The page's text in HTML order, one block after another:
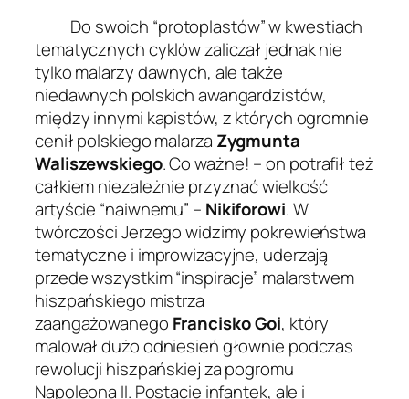
Do swoich “protoplastów” w kwestiach
tematycznych cyklów zaliczał jednak nie
tylko malarzy dawnych, ale także
niedawnych polskich awangardzistów,
między innymi kapistów, z których ogromnie
cenił polskiego malarza Zygmunta
Waliszewskiego. Co ważne! – on potrafił też
całkiem niezależnie przyznać wielkość
artyście “naiwnemu” – Nikiforowi. W
twórczości Jerzego widzimy pokrewieństwa
tematyczne i improwizacyjne, uderzają
przede wszystkim “inspiracje” malarstwem
hiszpańskiego mistrza
zaangażowanego FranciskoGoi, który
malował dużo odniesień głownie podczas
rewolucji hiszpańskiej za pogromu
Napoleona II. Postacie infantek, ale i